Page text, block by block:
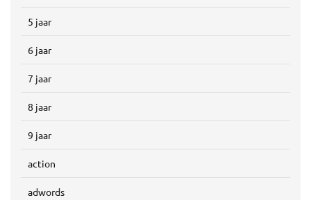
5 jaar
6 jaar
7 jaar
8 jaar
9 jaar
action
adwords